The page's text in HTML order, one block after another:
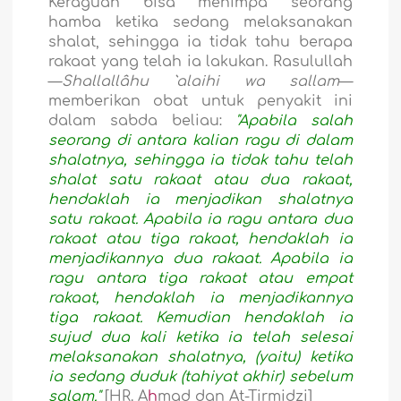
hamba ketika sedang melaksanakan
shalat, sehingga ia tidak tahu berapa
rakaat yang telah ia lakukan. Rasulullah
—Shallallâhu `alaihi wa sallam—
memberikan obat untuk penyakit ini
dalam sabda beliau:
"Apabila salah
seorang di antara kalian ragu di dalam
shalatnya, sehingga ia tidak tahu telah
shalat satu rakaat atau dua rakaat,
hendaklah ia menjadikan shalatnya
satu rakaat. Apabila ia ragu antara dua
rakaat atau tiga rakaat, hendaklah ia
menjadikannya dua rakaat. Apabila ia
ragu antara tiga rakaat atau empat
rakaat, hendaklah ia menjadikannya
tiga rakaat. Kemudian hendaklah ia
sujud dua kali ketika ia telah selesai
melaksanakan shalatnya, (yaitu) ketika
ia sedang duduk (tahiyat akhir) sebelum
salam."
[HR. Ahmad dan At-Tirmidzi]